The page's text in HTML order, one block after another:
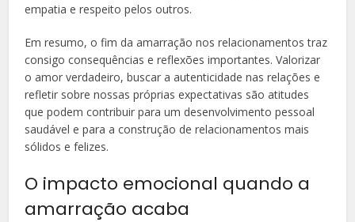
empatia e respeito pelos outros.
Em resumo, o fim da amarração nos relacionamentos traz
consigo consequências e reflexões importantes. Valorizar
o amor verdadeiro, buscar a autenticidade nas relações e
refletir sobre nossas próprias expectativas são atitudes
que podem contribuir para um desenvolvimento pessoal
saudável e para a construção de relacionamentos mais
sólidos e felizes.
O impacto emocional quando a
amarração acaba